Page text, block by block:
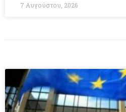
7 Αυγούστου, 2026